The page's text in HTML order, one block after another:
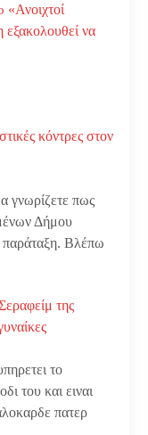
«Ανοιχτοί
εξακολουθεί να
κόντρες στον
γνωρίζετε πως
Δήμου
παράταξη. Βλέπω
της
το
του και ειναι
πατερ